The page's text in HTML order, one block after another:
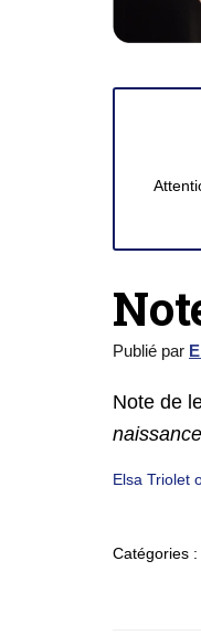
Publié par
Note de
Elsa Triolet
Catégories :